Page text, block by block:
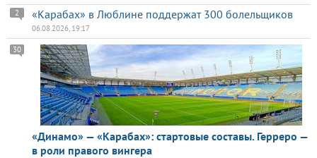
«Карабах» в Люблине поддержат 300 болельщиков
2
06.08.2026, 19:17
«Динамо» — «Карабах»: стартовые составы. Герреро —
в роли правого вингера
30